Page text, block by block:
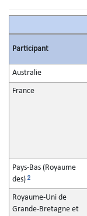
Participant
Australie
France
Pays-Bas (Royaume
des) 9
Royaume-Uni de
Grande-Bretagne et